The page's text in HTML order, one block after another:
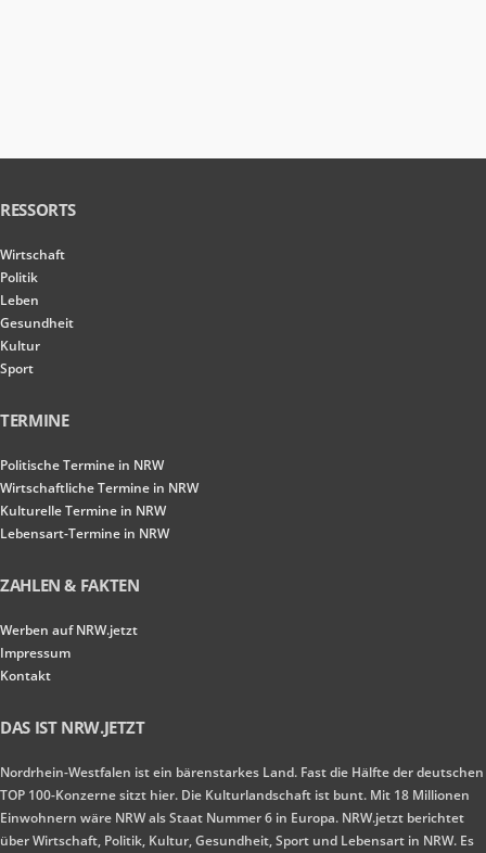
RESSORTS
Wirtschaft
Politik
Leben
Gesundheit
Kultur
Sport
TERMINE
Politische Termine in NRW
Wirtschaftliche Termine in NRW
Kulturelle Termine in NRW
Lebensart-Termine in NRW
ZAHLEN & FAKTEN
Werben auf NRW.jetzt
Impressum
Kontakt
DAS IST NRW.JETZT
Nordrhein-Westfalen ist ein bärenstarkes Land. Fast die Hälfte der deutschen
TOP 100-Konzerne sitzt hier. Die Kulturlandschaft ist bunt. Mit 18 Millionen
Einwohnern wäre NRW als Staat Nummer 6 in Europa. NRW.jetzt berichtet
über Wirtschaft, Politik, Kultur, Gesundheit, Sport und Lebensart in NRW. Es